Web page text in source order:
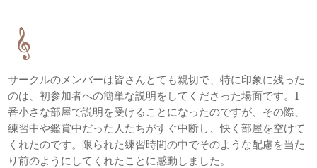
サークルのメンバーは皆さんとても親切で、特に印象に残った
のは、初参加者への簡単な説明をしてくださった場面です。1
番小さな部屋で説明を受けることになったのですが、その際、
練習中や鑑賞中だった人たちがすぐ中断し、快く部屋を空けて
くれたのです。限られた練習時間の中でそのような配慮を当た
り前のようにしてくれたことに感動しました。